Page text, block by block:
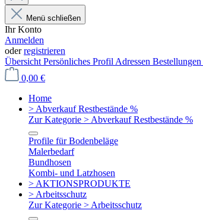
Menü schließen
Ihr Konto
Anmelden
oderregistrieren
Übersicht Persönliches Profil Adressen Bestellungen
0,00 €
Home
> Abverkauf Restbestände %
Zur Kategorie > Abverkauf Restbestände %
Profile für Bodenbeläge
Malerbedarf
Bundhosen
Kombi- und Latzhosen
> AKTIONSPRODUKTE
> Arbeitsschutz
Zur Kategorie > Arbeitsschutz